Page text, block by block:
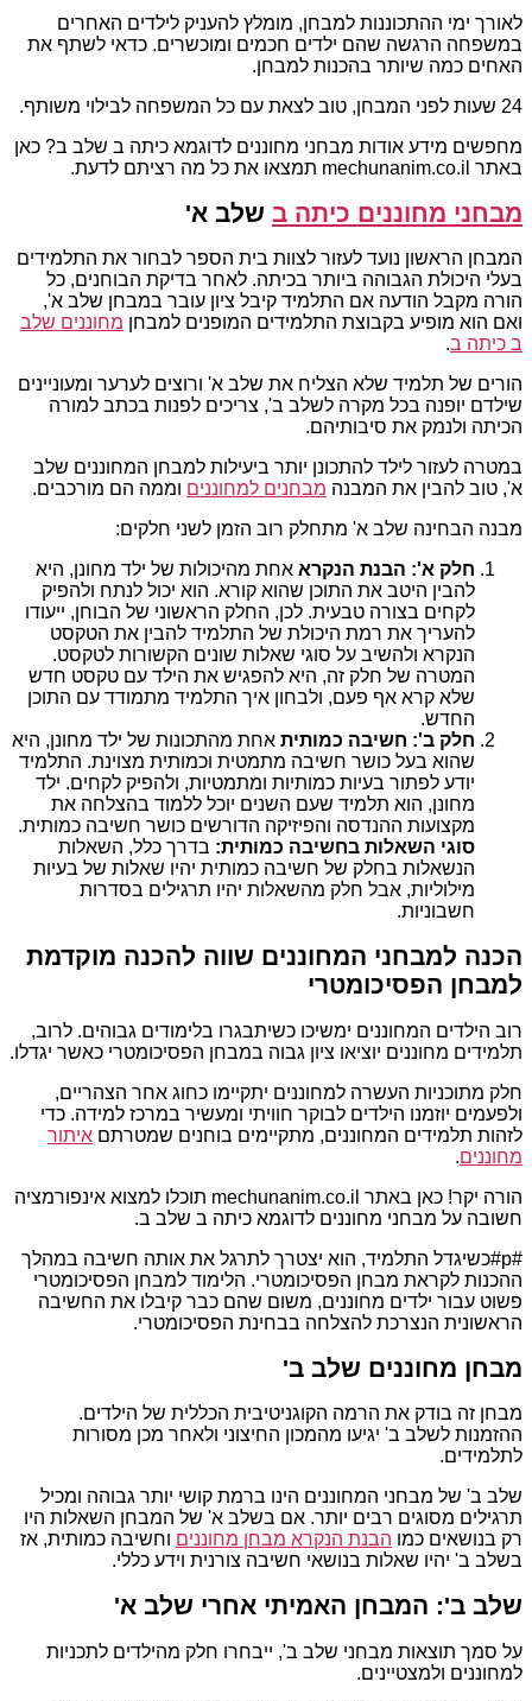
לאורך ימי ההתכוננות למבחן, מומלץ להעניק לילדים האחרים
במשפחה הרגשה שהם ילדים חכמים ומוכשרים. כדאי לשתף את
האחים כמה שיותר בהכנות למבחן.
24 שעות לפני המבחן, טוב לצאת עם כל המשפחה לבילוי משותף.
מחפשים מידע אודות מבחני מחוננים לדוגמא כיתה ב שלב ב? כאן
באתר mechunanim.co.il תמצאו את כל מה רציתם לדעת.
מבחני מחוננים כיתה ב שלב א'
המבחן הראשון נועד לעזור לצוות בית הספר לבחור את התלמידים
בעלי היכולת הגבוהה ביותר בכיתה. לאחר בדיקת הבוחנים, כל
הורה מקבל הודעה אם התלמיד קיבל ציון עובר במבחן שלב א',
ואם הוא מופיע בקבוצת התלמידים המופנים למבחן מחוננים שלב
ב כיתה ב.
הורים של תלמיד שלא הצליח את שלב א' ורוצים לערער ומעוניינים
שילדם יופנה בכל מקרה לשלב ב', צריכים לפנות בכתב למורה
הכיתה ולנמק את סיבותיהם.
במטרה לעזור לילד להתכונן יותר ביעילות למבחן המחוננים שלב
א', טוב להבין את המבנה מבחנים למחוננים וממה הם מורכבים.
מבנה הבחינה שלב א' מתחלק רוב הזמן לשני חלקים:
חלק א': הבנת הנקרא אחת מהיכולות של ילד מחונן, היא
להבין היטב את התוכן שהוא קורא. הוא יכול לנתח ולהפיק
לקחים בצורה טבעית. לכן, החלק הראשוני של הבוחן, ייעודו
להעריך את רמת היכולת של התלמיד להבין את הטקסט
הנקרא ולהשיב על סוגי שאלות שונים הקשורות לטקסט.
המטרה של חלק זה, היא להפגיש את הילד עם טקסט חדש
שלא קרא אף פעם, ולבחון איך התלמיד מתמודד עם התוכן
החדש.
חלק ב': חשיבה כמותית אחת מהתכונות של ילד מחונן, היא
שהוא בעל כושר חשיבה מתמטית וכמותית מצוינת. התלמיד
יודע לפתור בעיות כמותיות ומתמטיות, ולהפיק לקחים. ילד
מחונן, הוא תלמיד שעם השנים יוכל ללמוד בהצלחה את
מקצועות ההנדסה והפיזיקה הדורשים כושר חשיבה כמותית.
סוגי השאלות בחשיבה כמותית: בדרך כלל, השאלות
הנשאלות בחלק של חשיבה כמותית יהיו שאלות של בעיות
מילוליות, אבל חלק מהשאלות יהיו תרגילים בסדרות
חשבוניות.
הכנה למבחני המחוננים שווה להכנה מוקדמת
למבחן הפסיכומטרי
רוב הילדים המחוננים ימשיכו כשיתבגרו בלימודים גבוהים. לרוב,
תלמידים מחוננים יוציאו ציון גבוה במבחן הפסיכומטרי כאשר יגדלו.
חלק מתוכניות העשרה למחוננים יתקיימו כחוג אחר הצהריים,
ולפעמים יוזמנו הילדים לבוקר חוויתי ומעשיר במרכז למידה. כדי
לזהות תלמידים המחוננים, מתקיימים בוחנים שמטרתם איתור
מחוננים.
הורה יקר! כאן באתר mechunanim.co.il תוכלו למצוא אינפורמציה
חשובה על מבחני מחוננים לדוגמא כיתה ב שלב ב.
#p#כשיגדל התלמיד, הוא יצטרך לתרגל את אותה חשיבה במהלך
ההכנות לקראת מבחן הפסיכומטרי. הלימוד למבחן הפסיכומטרי
פשוט עבור ילדים מחוננים, משום שהם כבר קיבלו את החשיבה
הראשונית הנצרכת להצלחה בבחינת הפסיכומטרי.
מבחן מחוננים שלב ב'
מבחן זה בודק את הרמה הקוגניטיבית הכללית של הילדים.
ההזמנות לשלב ב' יגיעו מהמכון החיצוני ולאחר מכן מסורות
לתלמידים.
שלב ב' של מבחני המחוננים הינו ברמת קושי יותר גבוהה ומכיל
תרגילים מסוגים רבים יותר. אם בשלב א' של המבחן השאלות היו
רק בנושאים כמו הבנת הנקרא מבחן מחוננים וחשיבה כמותית, אז
בשלב ב' יהיו שאלות בנושאי חשיבה צורנית וידע כללי.
שלב ב': המבחן האמיתי אחרי שלב א'
על סמך תוצאות מבחני שלב ב', ייבחרו חלק מהילדים לתכניות
למחוננים ולמצטיינים.